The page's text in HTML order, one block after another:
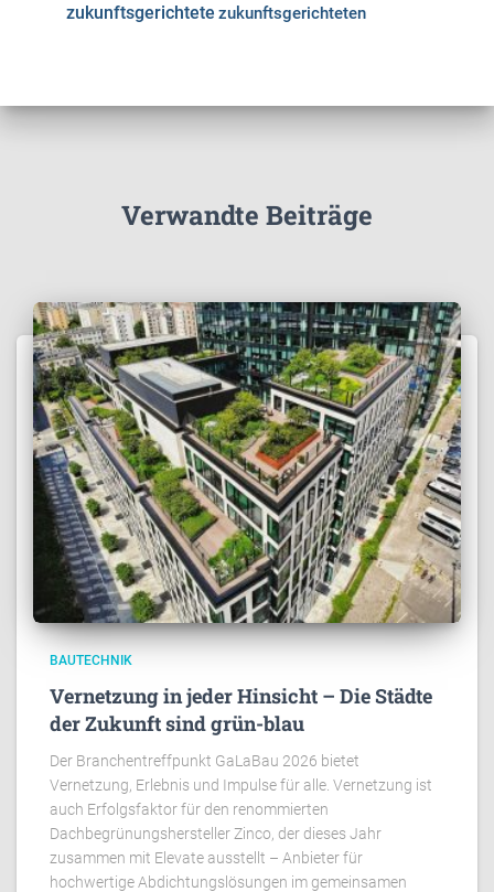
zukunftsgerichtete zukunftsgerichteten
Verwandte Beiträge
BAUTECHNIK
Vernetzung in jeder Hinsicht – Die Städte
der Zukunft sind grün-blau
Der Branchentreffpunkt GaLaBau 2026 bietet
Vernetzung, Erlebnis und Impulse für alle. Vernetzung ist
auch Erfolgsfaktor für den renommierten
Dachbegrünungshersteller Zinco, der dieses Jahr
zusammen mit Elevate ausstellt – Anbieter für
hochwertige Abdichtungslösungen im gemeinsamen